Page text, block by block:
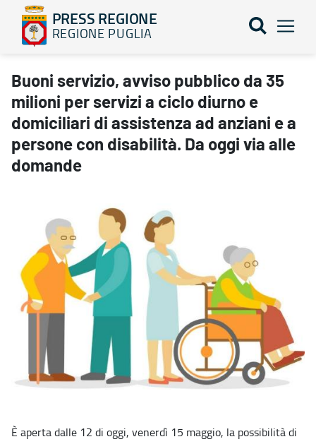
PRESS REGIONE
REGIONE PUGLIA
Buoni servizio, avviso pubblico da 35 milioni per servizi a ciclo
Buoni servizio, avviso pubblico da 35
milioni per servizi a ciclo diurno e
domiciliari di assistenza ad anziani e a
persone con disabilità. Da oggi via alle
domande
È aperta dalle 12 di oggi, venerdì 15 maggio, la possibilità di